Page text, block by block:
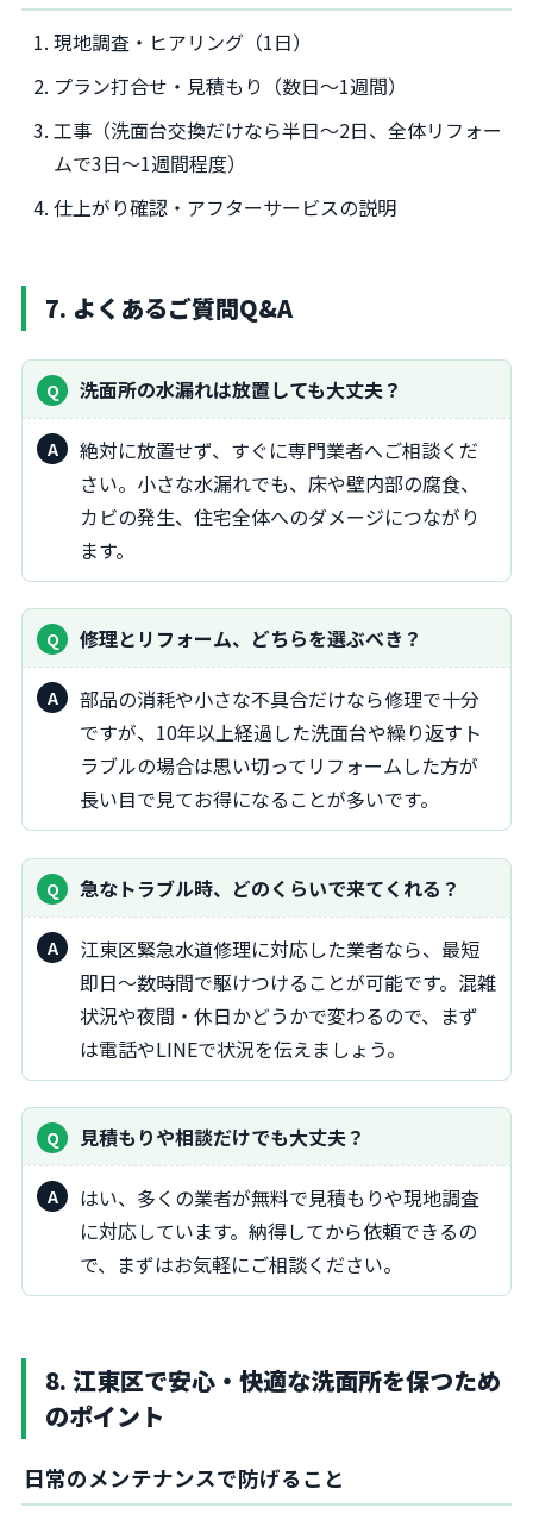
現地調査・ヒアリング（1日）
プラン打合せ・見積もり（数日～1週間）
工事（洗面台交換だけなら半日～2日、全体リフォー
ムで3日～1週間程度）
仕上がり確認・アフターサービスの説明
7. よくあるご質問Q&A
洗面所の水漏れは放置しても大丈夫？
絶対に放置せず、すぐに専門業者へご相談くだ
さい。小さな水漏れでも、床や壁内部の腐食、
カビの発生、住宅全体へのダメージにつながり
ます。
修理とリフォーム、どちらを選ぶべき？
部品の消耗や小さな不具合だけなら修理で十分
ですが、10年以上経過した洗面台や繰り返すト
ラブルの場合は思い切ってリフォームした方が
長い目で見てお得になることが多いです。
急なトラブル時、どのくらいで来てくれる？
江東区緊急水道修理に対応した業者なら、最短
即日～数時間で駆けつけることが可能です。混雑
状況や夜間・休日かどうかで変わるので、まず
は電話やLINEで状況を伝えましょう。
見積もりや相談だけでも大丈夫？
はい、多くの業者が無料で見積もりや現地調査
に対応しています。納得してから依頼できるの
で、まずはお気軽にご相談ください。
8. 江東区で安心・快適な洗面所を保つため
のポイント
日常のメンテナンスで防げること